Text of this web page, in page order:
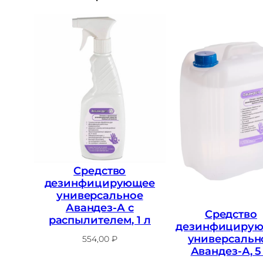
Средство
дезинфицирующее
универсальное
Авандез-А с
распылителем, 1 л
554,00 ₽
Средство
Авандез-А, 5